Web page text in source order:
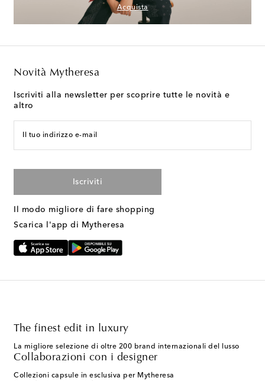
Acquista
Novità Mytheresa
Iscriviti alla newsletter per scoprire tutte le novità e
altro
Il tuo indirizzo e-mail
Iscriviti
Il modo migliore di fare shopping
Scarica l'app di Mytheresa
The finest edit in luxury
La migliore selezione di oltre 200 brand internazionali del lusso
Collaborazioni con i designer
Collezioni capsule in esclusiva per Mytheresa